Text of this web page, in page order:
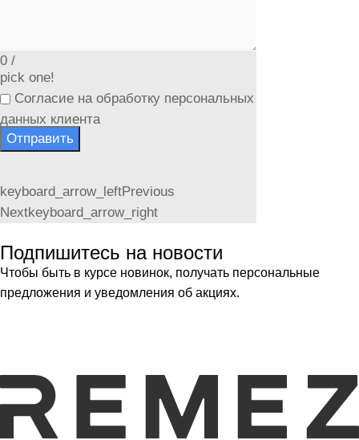
0 /
pick one!
Согласие на обработку персональных
данных клиента
Отправить
keyboard_arrow_leftPrevious
Nextkeyboard_arrow_right
Подпишитесь на новости
Чтобы быть в курсе новинок, получать персональные
предложения и уведомления об акциях.